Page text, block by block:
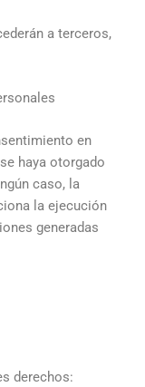
a terceros,
en
haya otorgado
caso, la
la ejecución
generadas
derechos: